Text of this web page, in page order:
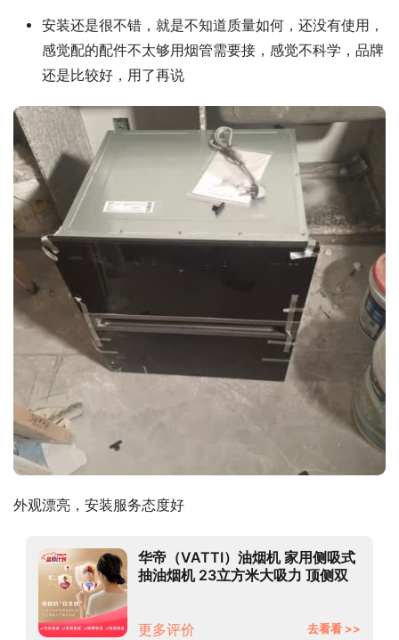
安装还是很不错，就是不知道质量如何，还没有使用，
感觉配的配件不太够用烟管需要接，感觉不科学，品牌
还是比较好，用了再说
外观漂亮，安装服务态度好
华帝（VATTI）油烟机 家用侧吸式
抽油烟机 23立方米大吸力 顶侧双
更多评价
去看看 >>